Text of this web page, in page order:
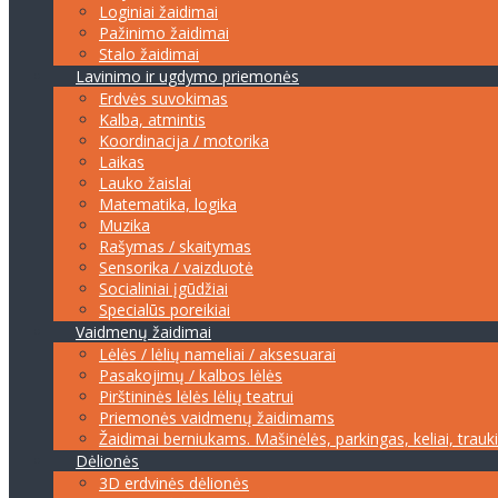
Loginiai žaidimai
Pažinimo žaidimai
Stalo žaidimai
Lavinimo ir ugdymo priemonės
Erdvės suvokimas
Kalba, atmintis
Koordinacija / motorika
Laikas
Lauko žaislai
Matematika, logika
Muzika
Rašymas / skaitymas
Sensorika / vaizduotė
Socialiniai įgūdžiai
Specialūs poreikiai
Vaidmenų žaidimai
Lėlės / lėlių nameliai / aksesuarai
Pasakojimų / kalbos lėlės
Pirštininės lėlės lėlių teatrui
Priemonės vaidmenų žaidimams
Žaidimai berniukams. Mašinėlės, parkingas, keliai,
Dėlionės
3D erdvinės dėlionės